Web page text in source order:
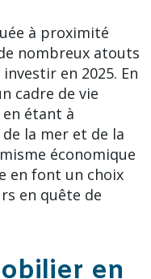
à proximité
nombreux atouts
en 2025. En
cadre de vie
étant à
la mer et de la
économique
en font un choix
en quête de
en